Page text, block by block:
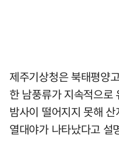
제주기상청은 북태평양
한 남풍류가 지속적으로
밤사이 떨어지지 못해
열대야가 나타났다고 설